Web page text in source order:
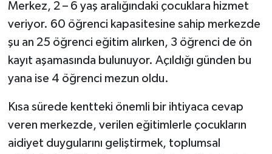
Merkez, 2 – 6 yaş aralığındaki çocuklara hizmet
veriyor. 60 öğrenci kapasitesine sahip merkezde
şu an 25 öğrenci eğitim alırken, 3 öğrenci de ön
kayıt aşamasında bulunuyor. Açıldığı günden bu
yana ise 4 öğrenci mezun oldu.
Kısa sürede kentteki önemli bir ihtiyaca cevap
veren merkezde, verilen eğitimlerle çocukların
aidiyet duygularını geliştirmek, toplumsal